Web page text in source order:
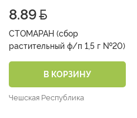
8.89
СТОМАРАН (сбор
растительный ф/п 1,5 г №20)
В КОРЗИНУ
Чешская Республика